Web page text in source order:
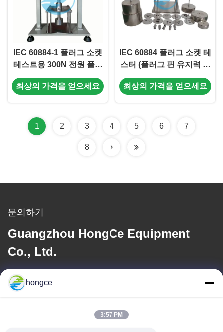
IEC 60884-1 플러그 소켓
테스트용 300N 전원 플러
그 압축 시험 장비
최상의 가격을 얻으세요
IEC 60884 플러그 소켓 테
스터 (플러그 핀 유지력 시
험용) | 스테인리스 스틸
플러그 견고성 시험 장비
최상의 가격을 얻으세요
1 2 3 4 5 6 7
8
문의하기
Guangzhou HongCe Equipment
Co., Ltd.
이메일
iven@hjauto.com.cn
hongce
3:57 PM